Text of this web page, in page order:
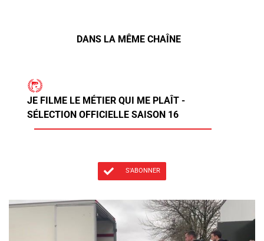
DANS LA MÊME CHAÎNE
JE FILME LE MÉTIER QUI ME PLAÎT -
SÉLECTION OFFICIELLE SAISON 16
S'ABONNER